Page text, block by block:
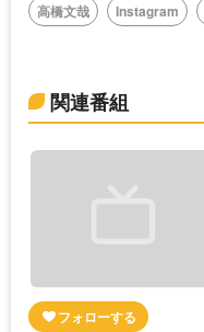
高橋文哉 Instagram
関連番組